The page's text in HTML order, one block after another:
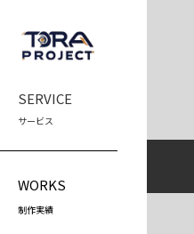
SERVICE
サービス
WORKS
制作実績